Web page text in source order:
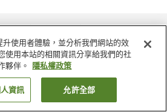
華富里府治縣 綠洲錫索飯店
找客房
使用者體驗，並分析我們網站的效
使用本站的相關資訊分享給我們的社
夥伴。
隱私權政策
資訊 允許全部